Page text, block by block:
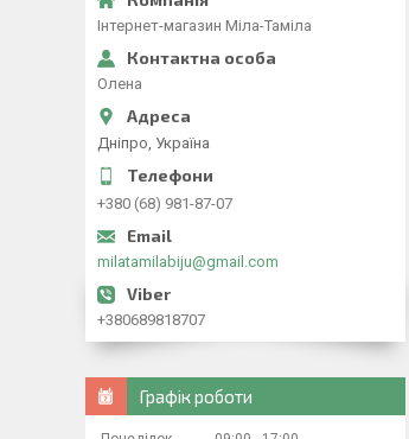
Інтернет-магазин Міла-Таміла
Олена
Дніпро, Україна
+380 (68) 981-87-07
milatamilabiju@gmail.com
+380689818707
Графік роботи